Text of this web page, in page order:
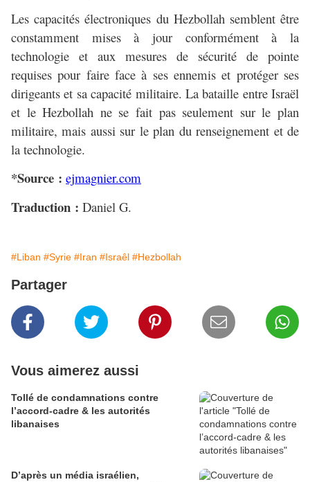
Les capacités électroniques du Hezbollah semblent être
constamment mises à jour conformément à la
technologie et aux mesures de sécurité de pointe
requises pour faire face à ses ennemis et protéger ses
dirigeants et sa capacité militaire. La bataille entre Israël
et le Hezbollah ne se fait pas seulement sur le plan
militaire, mais aussi sur le plan du renseignement et de
la technologie.
*Source : ejmagnier.com
Traduction : Daniel G.
#Liban #Syrie #Iran #Israêl #Hezbollah
Partager
Vous aimerez aussi
Tollé de condamnations contre
l’accord-cadre & les autorités
libanaises
D’après un média israélien,